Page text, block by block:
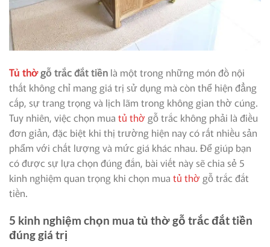
Tủ thờgỗ trắc đắt tiền là một trong những món đồ nội
thất không chỉ mang giá trị sử dụng mà còn thể hiện đẳng
cấp, sự trang trọng và lịch lãm trong không gian thờ cúng.
Tuy nhiên, việc chọn mua tủ thờ gỗ trắc không phải là điều
đơn giản, đặc biệt khi thị trường hiện nay có rất nhiều sản
phẩm với chất lượng và mức giá khác nhau. Để giúp bạn
có được sự lựa chọn đúng đắn, bài viết này sẽ chia sẻ 5
kinh nghiệm quan trọng khi chọn mua tủ thờ gỗ trắc đắt
tiền.
5 kinh nghiệm chọn mua tủ thờ gỗ trắc đắt tiền
đúng giá trị